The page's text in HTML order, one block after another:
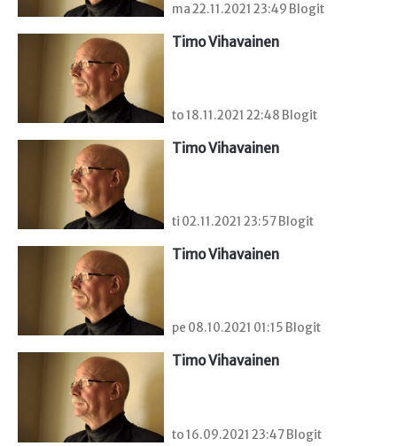
ma 22.11.2021 23:49 Blogit
Timo Vihavainen
to 18.11.2021 22:48 Blogit
Timo Vihavainen
ti 02.11.2021 23:57 Blogit
Timo Vihavainen
pe 08.10.2021 01:15 Blogit
Timo Vihavainen
to 16.09.2021 23:47 Blogit